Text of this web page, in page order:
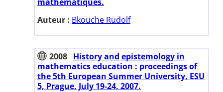
Auteur : Bkouche Rudolf
2008 History and epistemology in
mathematics education : proceedings of
the 5th European Summer University, ESU
5, Prague, July 19-24, 2007.